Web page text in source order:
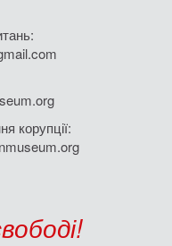
корупції: